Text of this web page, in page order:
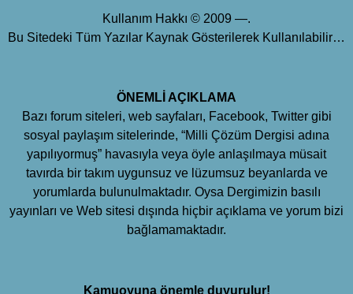
Kullanım Hakkı © 2009 —.
Bu Sitedeki Tüm Yazılar Kaynak Gösterilerek Kullanılabilir…
ÖNEMLİ AÇIKLAMA
Bazı forum siteleri, web sayfaları, Facebook, Twitter gibi
sosyal paylaşım sitelerinde, “Milli Çözüm Dergisi adına
yapılıyormuş” havasıyla veya öyle anlaşılmaya müsait
tavırda bir takım uygunsuz ve lüzumsuz beyanlarda ve
yorumlarda bulunulmaktadır. Oysa Dergimizin basılı
yayınları ve Web sitesi dışında hiçbir açıklama ve yorum bizi
bağlamamaktadır.
Kamuoyuna önemle duyurulur!